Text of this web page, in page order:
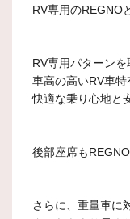
RV専用のREGNO
RV専用パターンを
車高の高いRV車特
快適な乗り心地と
後部座席も
さらに、重量車に